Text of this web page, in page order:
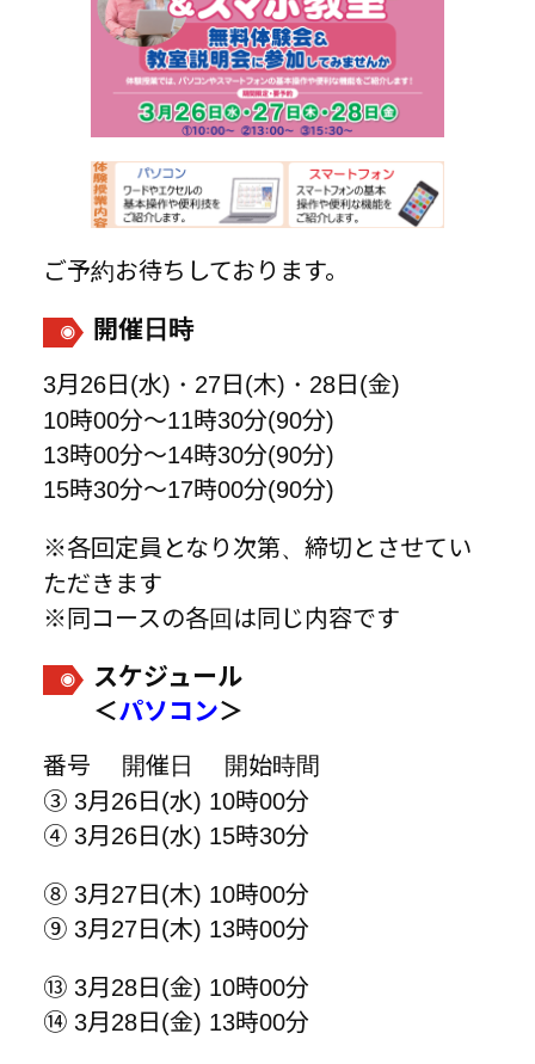
ご予約お待ちしております。
開催日時
3月26日(水)・27日(木)・28日(金)
10時00分～11時30分(90分)
13時00分～14時30分(90分)
15時30分～17時00分(90分)
※各回定員となり次第、締切とさせてい
ただきます
※同コースの各回は同じ内容です
スケジュール
＜パソコン＞
番号 開催日 開始時間
③ 3月26日(水) 10時00分
④ 3月26日(水) 15時30分
⑧ 3月27日(木) 10時00分
⑨ 3月27日(木) 13時00分
⑬ 3月28日(金) 10時00分
⑭ 3月28日(金) 13時00分